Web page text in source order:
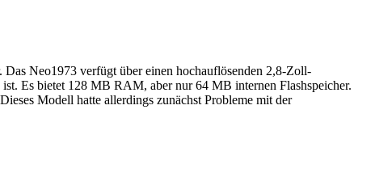
Neo1973 verfügt über einen hochauflösenden 2,8-Zoll-
Es bietet 128 MB RAM, aber nur 64 MB internen Flashspeicher.
Modell hatte allerdings zunächst Probleme mit der